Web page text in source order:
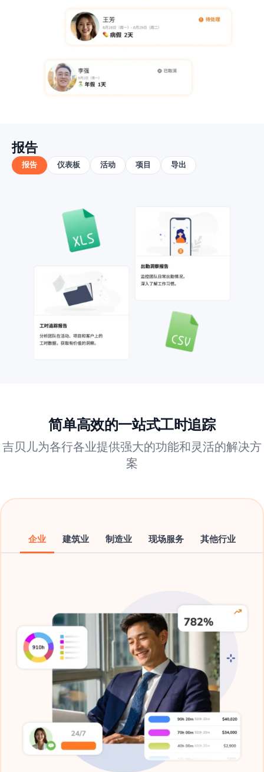
报告
报告 仪表板 活动 项目 导出
简单高效的一站式工时追踪
吉贝儿为各行各业提供强大的功能和灵活的解决方
案
企业 建筑业 制造业 现场服务 其他行业